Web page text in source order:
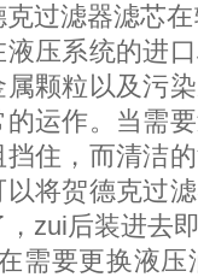
克过滤器滤芯
液压系统的进
属颗粒以及污
的运作。当需
挡住，而清洁
以将贺德克过
，zui后装进去
需要更换液